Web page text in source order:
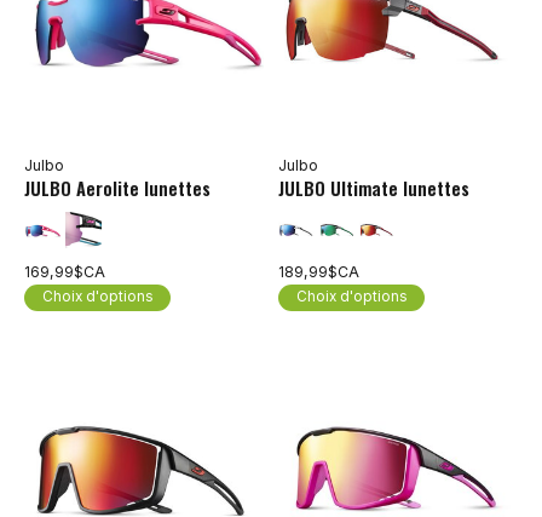
Julbo
JULBO Aerolite lunettes
169,99$CA
Choix d'options
Julbo
JULBO Ultimate lunettes
189,99$CA
Choix d'options